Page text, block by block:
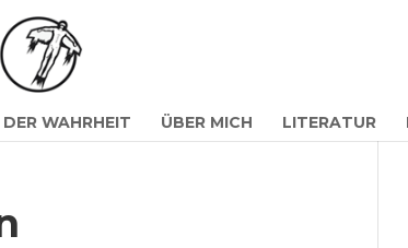
WAHRHEIT ÜBER MICH LITERATUR